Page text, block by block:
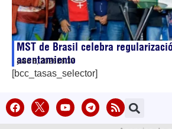
MST de Brasil celebra
asentamiento
julio 6, 202618:37
[bcc_tasas_selector]